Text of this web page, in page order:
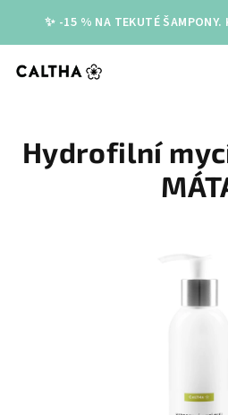
obsah
✨ -15 % NA TEKUTÉ ŠAMPONY.
Hydrofilní